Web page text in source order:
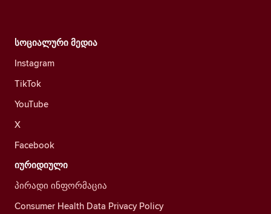
სოციალური მედია
Instagram
TikTok
YouTube
X
Facebook
იურიდიული
პირადი ინფორმაცია
Consumer Health Data Privacy Policy